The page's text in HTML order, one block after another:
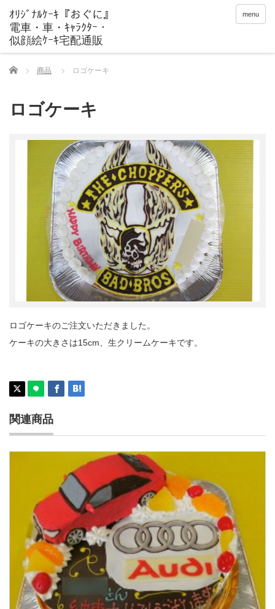
menu
Home 商品 ロゴケーキ
ロゴケーキ
ロゴケーキのご注文いただきました。
ケーキの大きさは15cm、生クリームケーキです。
関連商品